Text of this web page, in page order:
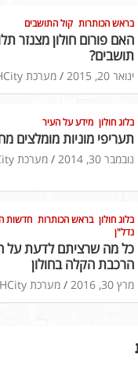
בראש הכותרות קול התושבים
האם פורום חולון מצנזר
תושבים?
ינואר 20, 2015 מערכת HCity
בלוג חולון מידע על העיר
תעריפי מוניות מומלצים
נובמבר 30, 2014 מערכת HCity
בלוג חולון בראש הכותרות חדשות
נדל"ן
כל מה שרציתם לדעת על
הרכבת הקלה בחולון
מרץ 30, 2016 מערכת HCity